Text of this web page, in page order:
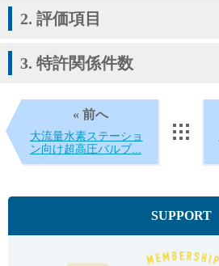
2. 評価項目
3. 特許関係件数
« 前へ
大流量水素ステーショ
ン向け超高圧バルブ...
SUPPORT